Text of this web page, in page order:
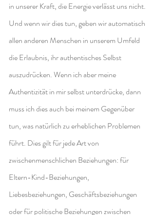
in unserer Kraft, die Energie verlässt uns nicht.
Und wenn wir dies tun, geben wir automatisch
allen anderen Menschen in unserem Umfeld
die Erlaubnis, ihr authentisches Selbst
auszudrücken. Wenn ich aber meine
Authentizität in mir selbst unterdrücke, dann
muss ich dies auch bei meinem Gegenüber
tun, was natürlich zu erheblichen Problemen
führt. Dies gilt für jede Art von
zwischenmenschlichen Beziehungen: für
Eltern-Kind-Beziehungen,
Liebesbeziehungen, Geschäftsbeziehungen
oder für politische Beziehungen zwischen